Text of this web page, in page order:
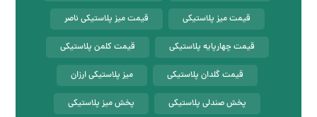
قیمت میز پلاستیکی قیمت میز پلاستیکی ناصر
قیمت چهارپایه پلاستیکی قیمت کلمن پلاستیکی
قیمت گلدان پلاستیکی میز پلاستیکی ارزان
پخش صندلی پلاستیکی پخش میز پلاستیکی